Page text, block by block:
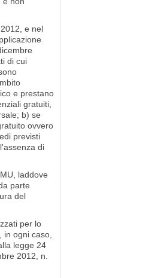
e nel
di cui
e prestano
gratuiti,
b) se
ovvero
previsti
di
laddove
parte
del
per lo
ogni caso,
legge 24
2012, n.